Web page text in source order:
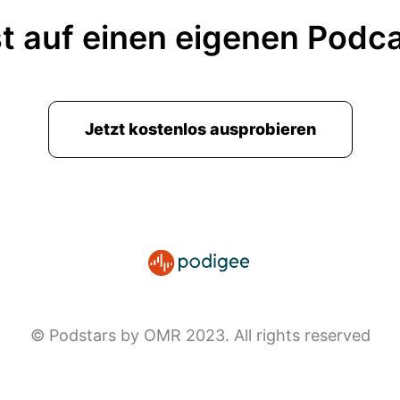
auf einen eigenen
Jetzt kostenlos ausprobieren
© Podstars by OMR 2023. All rights reserved